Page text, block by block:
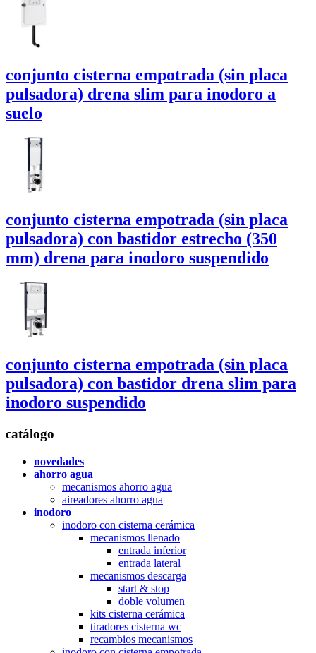
conjunto cisterna empotrada (sin placa
pulsadora) drena slim para inodoro a
suelo
conjunto cisterna empotrada (sin placa
pulsadora) con bastidor estrecho (350
mm) drena para inodoro suspendido
conjunto cisterna empotrada (sin placa
pulsadora) con bastidor drena slim para
inodoro suspendido
catálogo
novedades
ahorro agua
mecanismos ahorro agua
aireadores ahorro agua
inodoro
inodoro con cisterna cerámica
mecanismos llenado
entrada inferior
entrada lateral
mecanismos descarga
start & stop
doble volumen
kits cisterna cerámica
tiradores cisterna wc
recambios mecanismos